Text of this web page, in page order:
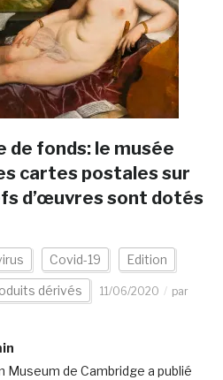
de fonds: le musée
cartes postales sur
d’œuvres sont dotés
Covid-19 Edition
dérivés 11/06/2020
par
Museum de Cambridge a publié